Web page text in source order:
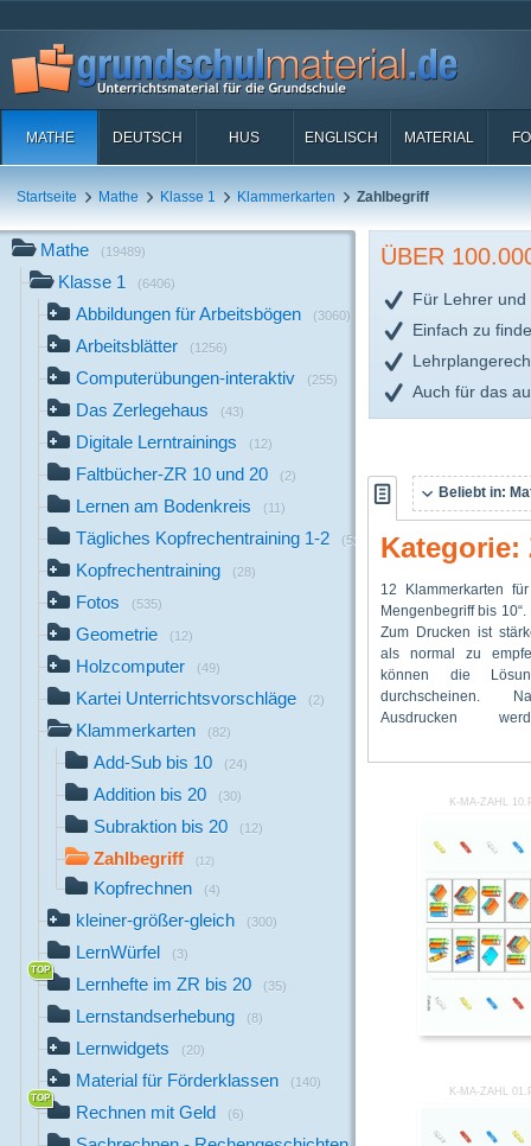
MATHE DEUTSCH HUS ENGLISCH MATERIAL
Startseite Mathe Klasse 1 Klammerkarten Zahlbegriff
Mathe (19489)
Klasse 1 (6406)
Abbildungen für Arbeitsbögen (3060)
Arbeitsblätter (1256)
Computerübungen-interaktiv (255)
Das Zerlegehaus (43)
Digitale Lerntrainings (12)
Faltbücher-ZR 10 und 20 (2)
Lernen am Bodenkreis (11)
Tägliches Kopfrechentraining 1-2 (53)
Kopfrechentraining (28)
Fotos (535)
Geometrie (12)
Holzcomputer (49)
Kartei Unterrichtsvorschläge (2)
Klammerkarten (82)
Add-Sub bis 10 (24)
Addition bis 20 (30)
Subraktion bis 20 (12)
Zahlbegriff (12)
Kopfrechnen (4)
kleiner-größer-gleich (300)
LernWürfel (3)
Lernhefte im ZR bis 20 (35)
Lernstandserhebung (8)
Lernwidgets (20)
Material für Förderklassen (140)
Rechnen mit Geld (6)
ÜBER
Für Lehrer und
Einfach zu
Auch für das
Beliebt in:
Kategorie:
12 Klammerkarten
Mengenbegriff bis 10“. Herstellung:
Zum Drucken ist
als normal zu
können die
durchscheinen.
Ausdrucken
Lösungsteile nach
Die Klammerkarten können dann
mit A5 Folien laminiert
jeder Klammerkarte
acht
durch farbige
weiße, gelbe, rote,
die Seite gesteckt werden. Auf der
Rückseite können
überprüfen, ob
K-MA-ZAHL
K-MA-ZAHL